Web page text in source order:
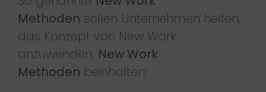
Methoden sollen Unternehmen helfen,
das Konzept von New Work
anzuwenden. New Work
Methoden beinhalten: